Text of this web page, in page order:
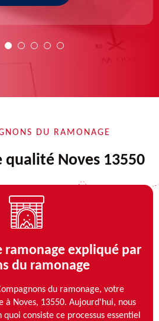
DU RAMONAGE
qualité Noves 13550
ramonage expliqué par
du ramonage
du ramonage, votre
à Noves, 13550. Aujourd'hui, nous
consiste ce processus essentiel